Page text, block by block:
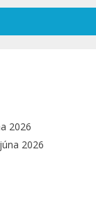
2026
2026